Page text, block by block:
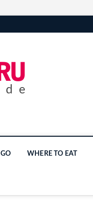
WHERE TO EAT